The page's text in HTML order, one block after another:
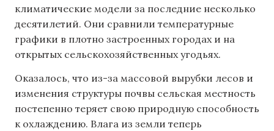
климатические модели за последние несколько
десятилетий. Они сравнили температурные
графики в плотно застроенных городах и на
открытых сельскохозяйственных угодьях.
Оказалось, что из-за массовой вырубки лесов и
изменения структуры почвы сельская местность
постепенно теряет свою природную способность
к охлаждению. Влага из земли теперь